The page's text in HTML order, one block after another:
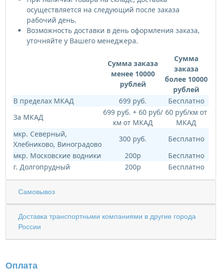
осуществляется на следующий после заказа
рабочий день.
Возможность доставки в день оформления заказа,
уточняйте у Вашего менеджера.
Сумма заказа
менее 10000
рублей
Сумма
заказа
более 10000
рублей
В пределах МКАД
699 руб.
Бесплатно
За МКАД
699 руб. + 60 руб/
км от МКАД
60 руб/км от
МКАД
мкр. Северный,
Хлебниково, Виноградово
300 руб.
Бесплатно
мкр. Московские водники
200р
Бесплатно
г. Долгопрудный
200р Бесплатно
Самовывоз
Доставка транспортными компаниями в другие города
России
Оплата